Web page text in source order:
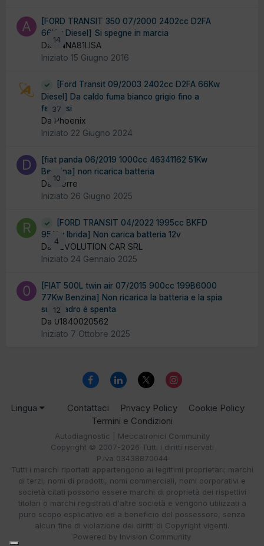
14
[FORD TRANSIT 350 07/2000 2402cc D2FA
66Kw Diesel] Si spegne in marcia
Da ANNA81LISA
Iniziato 15 Giugno 2016
37
[Ford Transit 09/2003 2402cc D2FA 66Kw
Diesel] Da caldo fuma bianco grigio fino a
fermarsi
Da Phoenix
Iniziato 22 Giugno 2024
10
[fiat panda 06/2019 1000cc 46341162 51Kw
Benzina] non ricarica batteria
Da dierre
Iniziato 26 Giugno 2025
4
[FORD TRANSIT 04/2022 1995cc BKFD
95.Kw Ibrida] Non carica batteria 12v
Da REVOLUTION CAR SRL
Iniziato 24 Gennaio 2025
12
[FIAT 500L twin air 07/2015 900cc 199B6000
77Kw Benzina] Non ricarica la batteria e la spia
sul quadro è spenta
Da 01840020562
Iniziato 7 Ottobre 2025
Lingua Contattaci Privacy Policy
Cookie Policy
Termini e Condizioni
Autodiagnostic | Meccatronici Community
Copyright © 2007-2026 Tutti i diritti riservati
P.iva 03438870044
Tutti i marchi riportati appartengono ai legittimi proprietari; marchi
di terzi, nomi di prodotti, nomi commerciali, nomi corporativi e
società citati possono essere marchi di proprietà dei rispettivi
titolari o marchi registrati d'altre società e vengono utilizzati a
puro scopo esplicativo ed a beneficio del possessore, senza
alcun fine di violazione dei diritti di Copyright vigenti.
Powered by Invision Community